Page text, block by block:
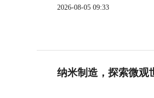
2026-08-05 09:33
纳米制造，探索微观